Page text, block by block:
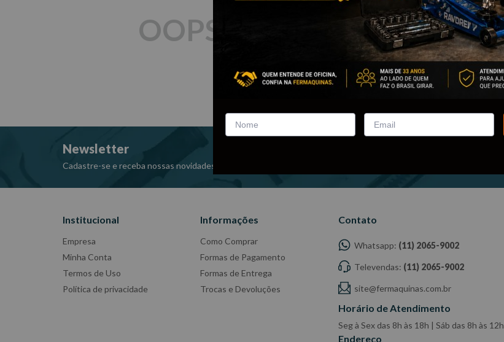
OOPS!
O que eu devo fazer?
Verifique os termos digitados.
Tente utilizar uma única palavra.
Utilize termos genéricos na busca.
Tente utilizar sinônimos do termo desejado.
Newsletter
Cadastre-se e receba nossas novidades e promoções em seu e-mail!
Institucional
Empresa
Minha Conta
Termos de Uso
Política de privacidade
Informações
Como Comprar
Formas de Pagamento
Formas de Entrega
Trocas e Devoluções
Contato
Whatsapp: (11) 2065-9002
Televendas: (11) 2065-9002
site@fermaquinas.com.br
Horário de Atendimento
Seg à Sex das 8h às 18h | Sáb das 8h às 12h
Endereço